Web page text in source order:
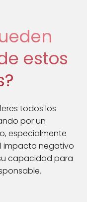
estos
todos los
por un
especialmente
impacto negativo
capacidad para